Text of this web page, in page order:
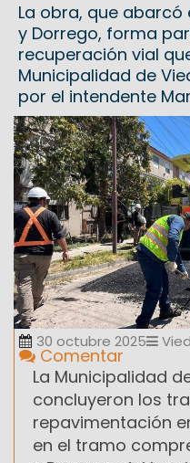
La obra, que abarcó
y Dorrego, forma
recuperación vial
Municipalidad de
por el intendente
30 octubre 2025
Comentar
La Municipalidad
concluyeron los
repavimentación
en el tramo